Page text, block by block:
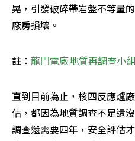
晃，引發破碎帶岩盤不等量
廠房損壞。
註： 龍門電廠地質再調查小
直到目前為止，核四反應爐
估，都因為地質調查不足還
調查還需要四年，安全評估